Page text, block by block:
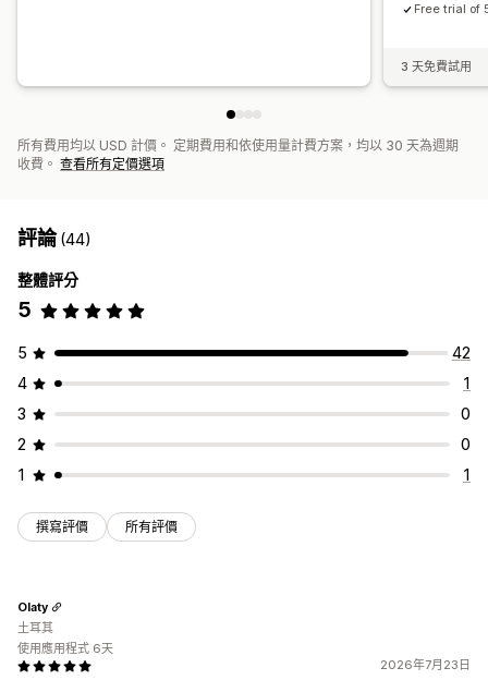
Free trial of
3 天免費試用
所有費用均以 USD 計價。 定期費用和依使用量計費方案，均以 30 天為週期
收費。 查看所有定價選項
評論(44)
整體評分
5
5
42
4
1
3
0
2
0
1
1
撰寫評價 所有評價
2026年7月23日
Olaty
土耳其
使用應用程式 6天